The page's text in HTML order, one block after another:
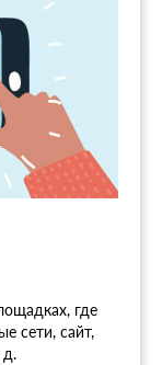
где
сети, сайт,
д.